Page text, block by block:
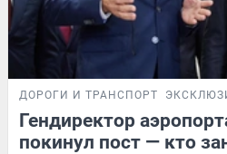
ДОРОГИ И ТРАНСПОРТ
Гендиректор
покинул пост — кто